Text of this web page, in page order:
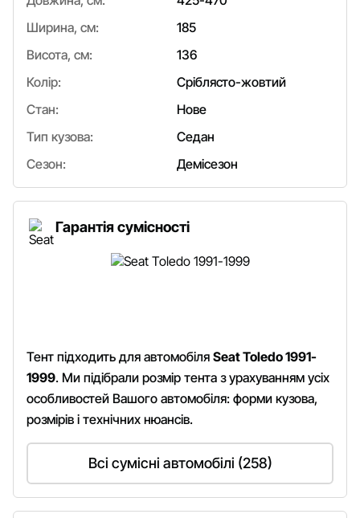
Ширина, см:
185
Висота, см:
136
Колір:
Сріблясто-жовтий
Стан:
Нове
Тип кузова:
Седан
Сезон:
Демісезон
Гарантія сумісності
Тент підходить для автомобіля Seat Toledo 1991-
1999. Ми підібрали розмір тента з урахуванням усіх
особливостей Вашого автомобіля: форми кузова,
розмірів і технічних нюансів.
Всі сумісні автомобілі (258)